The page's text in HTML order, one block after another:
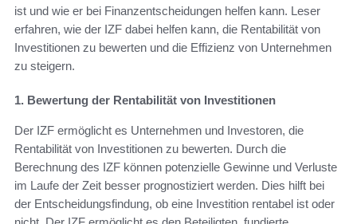
ist und wie er bei Finanzentscheidungen helfen kann. Leser
erfahren, wie der IZF dabei helfen kann, die Rentabilität von
Investitionen zu bewerten und die Effizienz von Unternehmen
zu steigern.
1. Bewertung der Rentabilität von Investitionen
Der IZF ermöglicht es Unternehmen und Investoren, die
Rentabilität von Investitionen zu bewerten. Durch die
Berechnung des IZF können potenzielle Gewinne und Verluste
im Laufe der Zeit besser prognostiziert werden. Dies hilft bei
der Entscheidungsfindung, ob eine Investition rentabel ist oder